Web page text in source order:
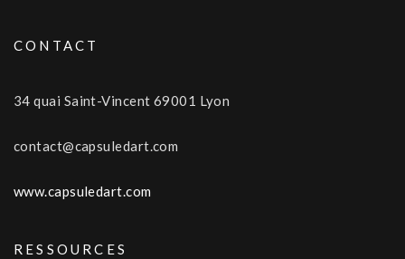
CONTACT
34 quai Saint-Vincent 69001 Lyon
contact@capsuledart.com
www.capsuledart.com
RESSOURCES